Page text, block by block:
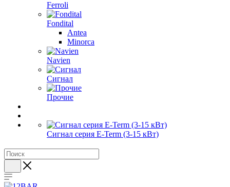
Ferroli
Fondital
Antea
Minorca
Navien
Сигнал
Прочие
Сигнал серия E-Term (3-15 кВт)